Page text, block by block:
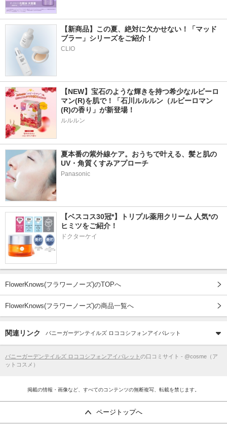
【新商品】この夏、絶対に欠かせない！「マッド
ブラー」シリーズをご紹介！
CLIO
【NEW】宝石のような輝きを持つ希少なルビーロ
マン(R)を肌で！「石川ルルルン（ルビーロマン
(R)の香り」が新登場！
ルルルン
夏本番の紫外線ケア。おうちで叶える、髪と肌の
UV・角質くすみアプローチ
Panasonic
【ベスコス30冠*】トリプル薬用クリーム 人気*の
ヒミツをご紹介！
ドクターケイ
FlowerKnows(フラワーノーズ)のTOPへ
FlowerKnows(フラワーノーズ)の商品一覧へ
関連リンク バニーガーデンテイルズ ロココシフォンアイパレット
バニーガーデンテイルズ ロココシフォンアイパレット の口コミサイト - @cosme（ア
ットコスメ）
掲載の情報・画像など、すべてのコンテンツの無断複写、転載を禁じます。
ページトップへ